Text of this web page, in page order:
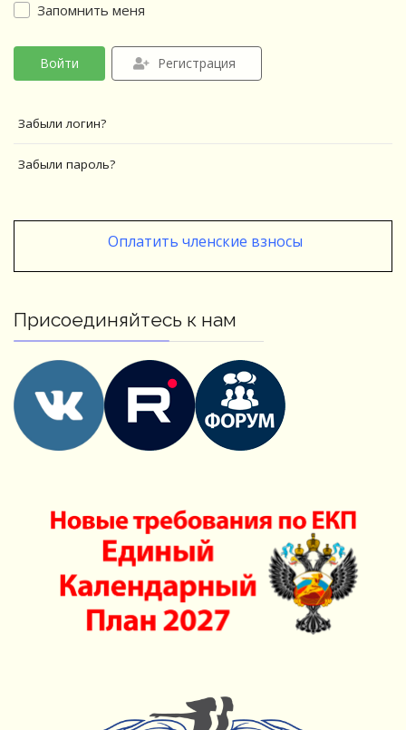
Запомнить меня
Войти Регистрация
Забыли логин?
Забыли пароль?
Оплатить членские взносы
Присоединяйтесь к нам